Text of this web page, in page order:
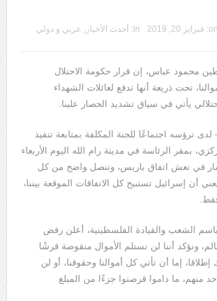
on: فبراير 20, 2019 In: أحدث الأخبار
عربي و دولي
محمود عباس، إن قرار حكومة الاحتلال
تحت ذريعة أنها تدفع لعائلات الشهداء
يأتي في سياق تشديد الحصار علينا.
ترؤسه اجتماعًا للجنة المكلفة بمتابعة تنفيذ
بمقر الرئاسة في مدينة رام الله اليوم الأربعاء
في نعش اتفاق باريس، وتنصل واضح من كل
أن إسرائيل تستبيح كل الاتفاقات الموقعة بيننا،
الشعب والقيادة الفلسطينية، أعلن رفض
ونؤكد أننا لن نستلم الأموال منقوصة قرشًا
إما أن تأتي كل أموالنا وحقوقنا، أو لن
منهم، ما داموا قرصنوا جزءًا من المبلغ